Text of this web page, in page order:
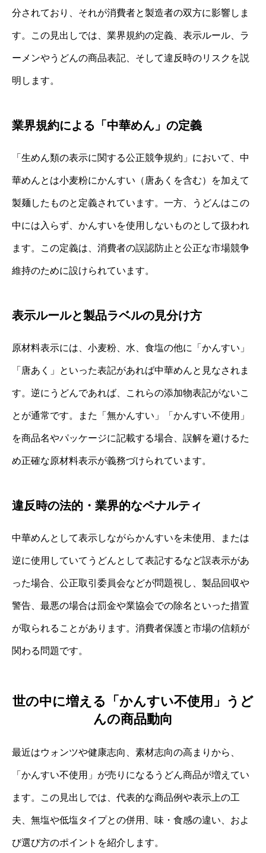
分されており、それが消費者と製造者の双方に影響しま
す。この見出しでは、業界規約の定義、表示ルール、ラ
ーメンやうどんの商品表記、そして違反時のリスクを説
明します。
業界規約による「中華めん」の定義
「生めん類の表示に関する公正競争規約」において、中
華めんとは小麦粉にかんすい（唐あくを含む）を加えて
製麺したものと定義されています。一方、うどんはこの
中には入らず、かんすいを使用しないものとして扱われ
ます。この定義は、消費者の誤認防止と公正な市場競争
維持のために設けられています。
表示ルールと製品ラベルの見分け方
原材料表示には、小麦粉、水、食塩の他に「かんすい」
「唐あく」といった表記があれば中華めんと見なされま
す。逆にうどんであれば、これらの添加物表記がないこ
とが通常です。また「無かんすい」「かんすい不使用」
を商品名やパッケージに記載する場合、誤解を避けるた
め正確な原材料表示が義務づけられています。
違反時の法的・業界的なペナルティ
中華めんとして表示しながらかんすいを未使用、または
逆に使用していてうどんとして表記するなど誤表示があ
った場合、公正取引委員会などが問題視し、製品回収や
警告、最悪の場合は罰金や業協会での除名といった措置
が取られることがあります。消費者保護と市場の信頼が
関わる問題です。
世の中に増える「かんすい不使用」うど
んの商品動向
最近はウォンツや健康志向、素材志向の高まりから、
「かんすい不使用」が売りになるうどん商品が増えてい
ます。この見出しでは、代表的な商品例や表示上の工
夫、無塩や低塩タイプとの併用、味・食感の違い、およ
び選び方のポイントを紹介します。